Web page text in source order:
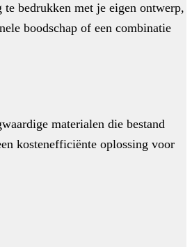
bedrukken met je eigen ontwerp,
boodschap of een combinatie
materialen die bestand
kostenefficiënte oplossing voor